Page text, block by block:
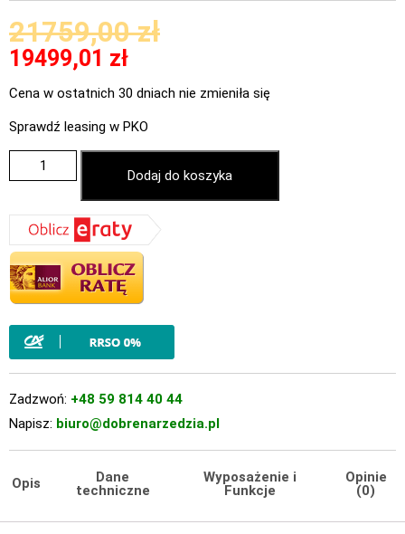
21759,00zł
19499,01 zł
Cena w ostatnich 30 dniach nie zmieniła się
Sprawdź leasing w PKO
Dodaj do koszyka
Zadzwoń: +48 59 814 40 44
Napisz: biuro@dobrenarzedzia.pl
Opis
Dane
techniczne
Wyposażenie i
Funkcje
Opinie
(0)